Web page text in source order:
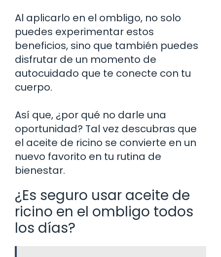
Al aplicarlo en el ombligo, no solo
puedes experimentar estos
beneficios, sino que también puedes
disfrutar de un momento de
autocuidado que te conecte con tu
cuerpo.
Así que, ¿por qué no darle una
oportunidad? Tal vez descubras que
el aceite de ricino se convierte en un
nuevo favorito en tu rutina de
bienestar.
¿Es seguro usar aceite de
ricino en el ombligo todos
los días?